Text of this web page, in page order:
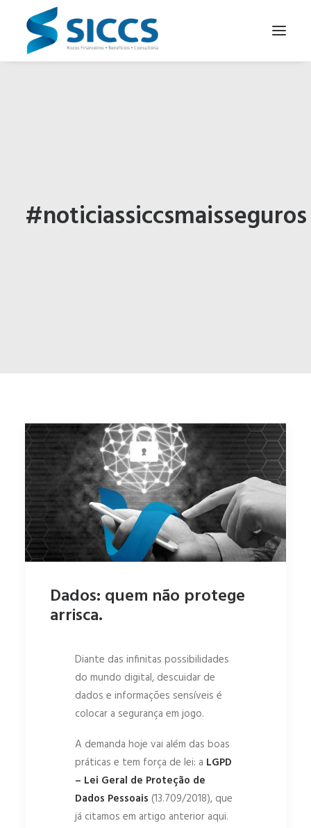
#noticiassiccsmaisseguros
Dados: quem não protege
arrisca.
Diante das infinitas possibilidades
do mundo digital, descuidar de
dados e informações sensíveis é
colocar a segurança em jogo.
A demanda hoje vai além das boas
práticas e tem força de lei: a LGPD
– Lei Geral de Proteção de
Dados Pessoais (13.709/2018), que
já citamos em artigo anterior aqui.